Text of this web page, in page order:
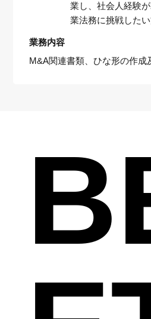
業し、社会人経験
業法務に挑戦した
業務内容
M&A関連書類、ひな形の作成